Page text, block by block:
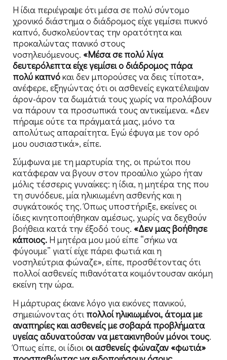
Η ίδια περιέγραψε ότι μέσα σε πολύ σύντομο
χρονικό διάστημα ο διάδρομος είχε γεμίσει πυκνό
καπνό, δυσκολεύοντας την ορατότητα και
προκαλώντας πανικό στους
νοσηλευόμενους. «Μέσα σε πολύ λίγα
δευτερόλεπτα είχε γεμίσει ο διάδρομος πάρα
πολύ καπνόκαι δεν μπορούσες να δεις τίποτα»,
ανέφερε, εξηγώντας ότι οι ασθενείς εγκατέλειψαν
άρον-άρον τα δωμάτιά τους χωρίς να προλάβουν
να πάρουν τα προσωπικά τους αντικείμενα. «Δεν
πήραμε ούτε τα πράγματά μας, μόνο τα
απολύτως απαραίτητα. Εγώ έφυγα με τον ορό
μου ουσιαστικά», είπε.
Σύμφωνα με τη μαρτυρία της, οι πρώτοι που
κατάφεραν να βγουν στον προαύλιο χώρο ήταν
μόλις τέσσερις γυναίκες: η ίδια, η μητέρα της που
τη συνόδευε, μία ηλικιωμένη ασθενής και η
συγκάτοικός της. Όπως υποστήριξε, εκείνες οι
ίδιες κινητοποιήθηκαν αμέσως, χωρίς να δεχθούν
βοήθεια κατά την έξοδό τους. «Δεν μας βοήθησε
κάποιος. Η μητέρα μου μού είπε “σήκω να
φύγουμε” γιατί είχε πάρει φωτιά και η
νοσηλεύτρια φώναζε», είπε, προσθέτοντας ότι
πολλοί ασθενείς πιθανότατα κοιμόντουσαν ακόμη
εκείνη την ώρα.
Η μάρτυρας έκανε λόγο για εικόνες πανικού,
σημειώνοντας ότι πολλοί ηλικιωμένοι, άτομα με
αναπηρίες και ασθενείς με σοβαρά προβλήματα
υγείας αδυνατούσαν να μετακινηθούν μόνοι τους.
Όπως είπε, οι ίδιοιοι ασθενείς φώναζαν «φωτιά»